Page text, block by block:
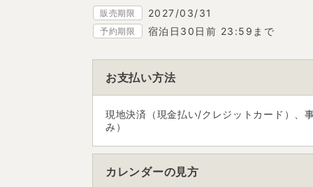
販売期限 2027/03/31
予約期限 宿泊日30日前 23:59まで
お支払い方法
現地決済（現金払い/クレジットカード）、
み）
カレンダーの見方